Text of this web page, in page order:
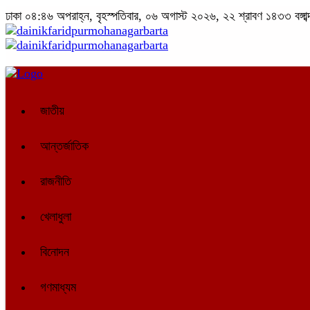
ঢাকা ০৪:৪৬ অপরাহ্ন, বৃহস্পতিবার, ০৬ অগাস্ট ২০২৬, ২২ শ্রাবণ ১৪৩৩
জাতীয়
আন্তর্জাতিক
রাজনীতি
খেলাধুলা
বিনোদন
গণমাধ্যম